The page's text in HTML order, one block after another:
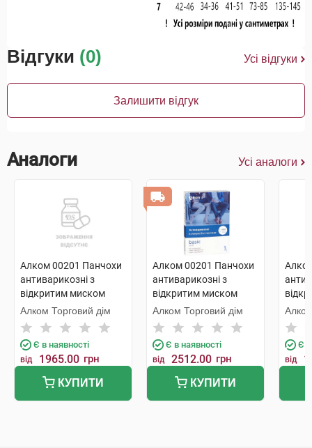
Відгуки (0) Усі відгуки
Залишити відгук
Аналоги Усі аналоги
Алком 00201 Панчохи
антиварикозні з
відкритим миском
компресія 1 розмір 1 1
шт
Алком Торговий дім
Є в наявності
від 1965.00 грн
КУПИТИ
Алком 00201 Панчохи
антиварикозні з
відкритим миском
компресія 1 розмір 3
бежевий 1 пара
Алком Торговий дім
Є в наявності
від 2512.00 грн
КУПИТИ
Є в
від